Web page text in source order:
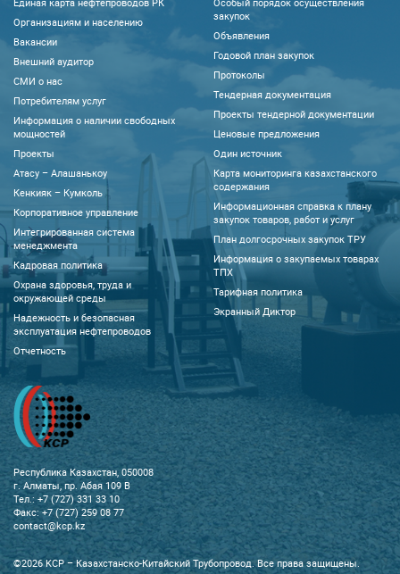
Организациям и населению
Вакансии
Внешний аудитор
CМИ о нас
Потребителям услуг
Информация о наличии свободных
мощностей
Проекты
Атасу – Алашанькоу
Кенкияк – Кумколь
Корпоративное управление
Интегрированная система
менеджмента
Кадровая политика
Охрана здоровья, труда и
окружающей среды
Надежность и безопасная
эксплуатация нефтепроводов
Отчетность
закупок
Объявления
Годовой план закупок
Протоколы
Тендерная документация
Проекты тендерной документации
Ценовые предложения
Один источник
Карта мониторинга казахстанского
содержания
Информационная справка к плану
закупок товаров, работ и услуг
План долгосрочных закупок ТРУ
Информация о закупаемых товарах
ТПХ
Тарифная политика
Экранный Диктор
Республика Казахстан, 050008
г. Алматы, пр. Абая 109 В
Тел.: +7 (727) 331 33 10
Факс: +7 (727) 259 08 77
contact@kcp.kz
©2026 KCP – Казахстанско-Китайский Трубопровод. Все права защищены.